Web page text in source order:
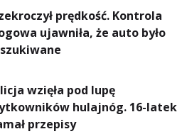
prędkość. Kontrola
ujawniła, że auto było
wzięła pod lupę
hulajnóg. 16-latek
przepisy